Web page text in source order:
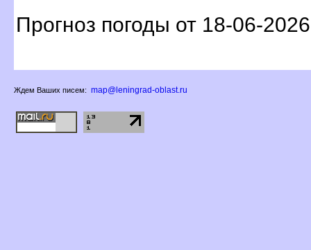
Прогноз погоды от 18-06-
Ждем Ваших писем: map@leningrad-oblast.ru